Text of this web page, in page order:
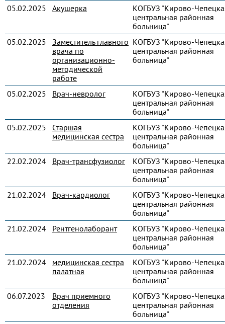
05.02.2025
Акушерка
КОГБУЗ "Кирово-
центральная районная
больница"
05.02.2025
Заместитель главного
врача по
организационно-
методической
работе
КОГБУЗ "Кирово-
центральная районная
больница"
05.02.2025 Врач-невролог
КОГБУЗ "Кирово-
центральная районная
больница"
05.02.2025
Старшая
медицинская сестра
КОГБУЗ "Кирово-
центральная районная
больница"
22.02.2024
Врач-трансфузиолог
КОГБУЗ "Кирово-
центральная районная
больница"
21.02.2024
Врач-кардиолог
КОГБУЗ "Кирово-
центральная районная
больница"
21.02.2024
Рентгенолаборант
КОГБУЗ "Кирово-
центральная районная
больница"
21.02.2024
медицинская сестра
палатная
КОГБУЗ "Кирово-
центральная районная
больница"
06.07.2023
Врач приемного
отделения
КОГБУЗ "Кирово-
центральная районная
больница"